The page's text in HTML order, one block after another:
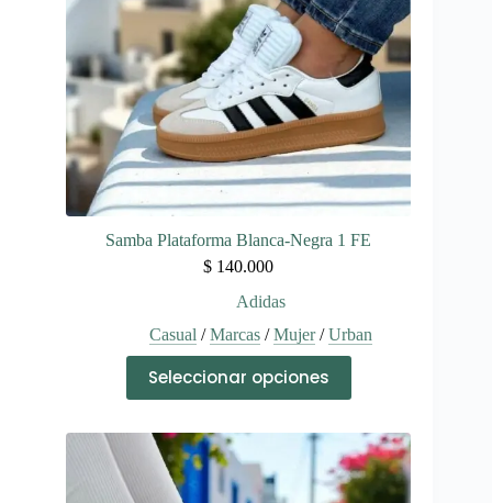
la
página
de
producto
Samba Plataforma Blanca-Negra 1 FE
$ 140.000
Adidas
Casual /Marcas/Mujer/Urban
Seleccionar opciones
producto
tiene
Las
opciones